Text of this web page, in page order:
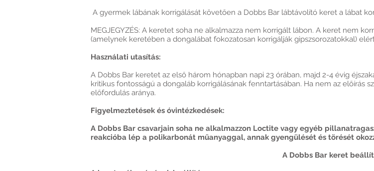
A gyermek lábának korrigálását követően a Dobbs Bar lábtávolító keret a lábat
MEGJEGYZÉS: A keretet soha ne alkalmazza nem korrigált lábon. A keret nem
(amelynek keretében a dongalábat fokozatosan korrigálják gipszsorozatokkal)
Használati utasítás:
A Dobbs Bar keretet az első három hónapban napi 23 órában, majd 2-4 évig
kritikus fontosságú a dongaláb korrigálásának fenntartásában. Ha nem az előírás
előfordulás aránya.
Figyelmeztetések és óvintézkedések:
A Dobbs Bar csavarjain soha ne alkalmazzon Loctite vagy egyéb
reakcióba lép a polikarbonát műanyaggal, annak gyengülését és törését
A Dobbs Bar keret